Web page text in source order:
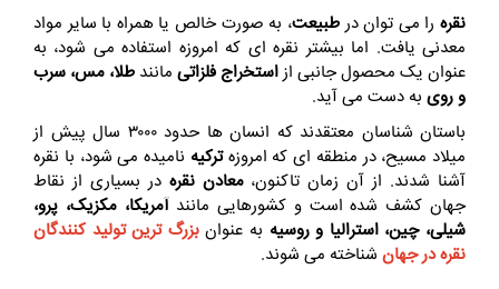
نقره را می‌ توان درطبیعت، به صورت خالص یا همراه با سایر مواد
معدنی یافت. اما بیشتر نقره‌‌ ای که امروزه استفاده می‌ شود، به
عنوان یک محصول جانبی از استخراج فلزاتی مانند طلا، مس، سرب
و روی به دست می‌ آید.
باستان‌ شناسان معتقدند که انسان‌ ها حدود ۳۰۰۰ سال پیش از
میلاد مسیح، در منطقه‌ ای که امروزهترکیه نامیده می‌ شود، با نقره
آشنا شدند. از آن زمان تاکنون،معادن نقرهدر بسیاری از نقاط
جهان کشف شده است و کشورهایی مانند آمریکا، مکزیک، پرو،
شیلی، چین، استرالیا و روسیه به عنوانبزرگ‌ ترین تولید کنندگان
نقره در جهان شناخته می‌ شوند.